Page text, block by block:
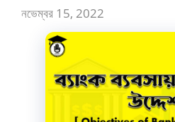
নভেম্বর 15, 2022